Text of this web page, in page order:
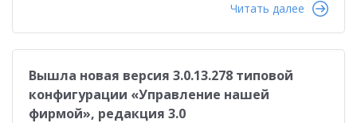
Читать далее
Вышла новая версия 3.0.13.278 типовой
конфигурации «Управление нашей
фирмой», редакция 3.0